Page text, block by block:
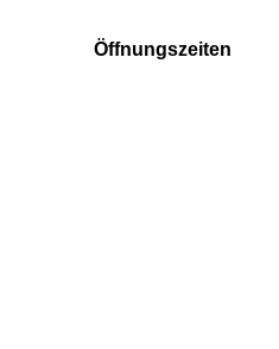
Öffnungszeiten